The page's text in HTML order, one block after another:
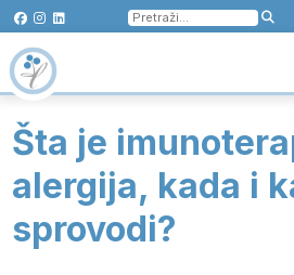
Pretraga
za:
Šta je
alergija, kada i
sprovodi?